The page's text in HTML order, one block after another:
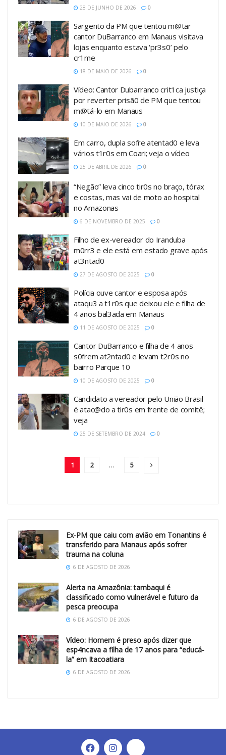
28 DE JUNHO DE 2026 0
Sargento da PM que tentou m@tar
cantor DuBarranco em Manaus visitava
lojas enquanto estava ‘pr3s0’ pelo
cr1me
18 DE MAIO DE 2026 0
Vídeo: Cantor Dubarranco crit1ca justiça
por reverter prisã0 de PM que tentou
m@tá-lo em Manaus
10 DE MAIO DE 2026 0
Em carro, dupla sofre atentad0 e leva
vários t1r0s em Coari; veja o vídeo
25 DE ABRIL DE 2026 0
“Negão” leva cinco tir0s no braço, tórax
e costas, mas vai de moto ao hospital
no Amazonas
6 DE NOVEMBRO DE 2025 0
Filho de ex-vereador do Iranduba
m0rr3 e ele está em estado grave após
at3ntad0
27 DE AGOSTO DE 2025 0
Polícia ouve cantor e esposa após
ataqu3 a t1r0s que deixou ele e filha de
4 anos bal3ada em Manaus
11 DE AGOSTO DE 2025 0
Cantor DuBarranco e filha de 4 anos
s0frem at2ntad0 e levam t2r0s no
bairro Parque 10
10 DE AGOSTO DE 2025 0
Candidato a vereador pelo União Brasil
é atac@do a tir0s em frente de comitê;
veja
25 DE SETEMBRO DE 2024 0
1 2 … 5
Ex-PM que caiu com avião em Tonantins é
transferido para Manaus após sofrer
trauma na coluna
6 DE AGOSTO DE 2026
Alerta na Amazônia: tambaqui é
classificado como vulnerável e futuro da
pesca preocupa
6 DE AGOSTO DE 2026
Vídeo: Homem é preso após dizer que
esp4ncava a filha de 17 anos para “educá-
la” em Itacoatiara
6 DE AGOSTO DE 2026